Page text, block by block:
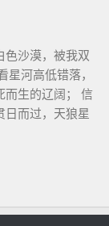
色沙漠，被我双
星河高低错落，
而生的辽阔； 信
日而过，天狼星